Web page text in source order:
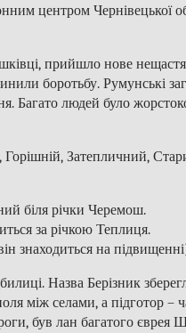
центром Чернівецької
прийшло нове
боротьбу. Румунські
Багато людей було
Затепличний,
біля річки Черемош.
за річкою Теплиця.
знаходиться на
Назва Берізник
між селами, а підготор
був лан багатого єврея